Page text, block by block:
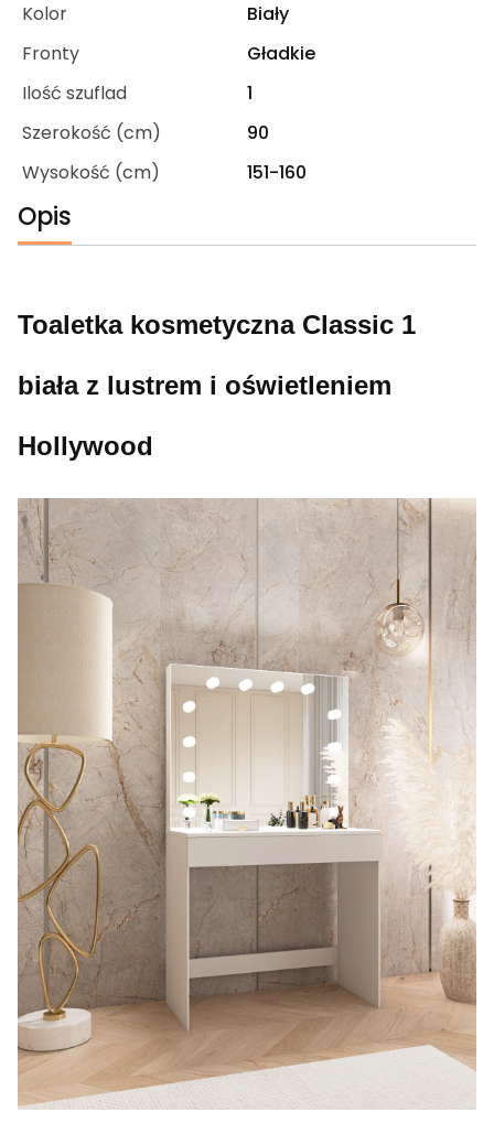
Kolor
Biały
Fronty
Gładkie
Ilość szuflad
1
Szerokość (cm)
90
Wysokość (cm)
151-160
Opis
Toaletka kosmetyczna Classic 1
biała z lustrem i oświetleniem
Hollywood